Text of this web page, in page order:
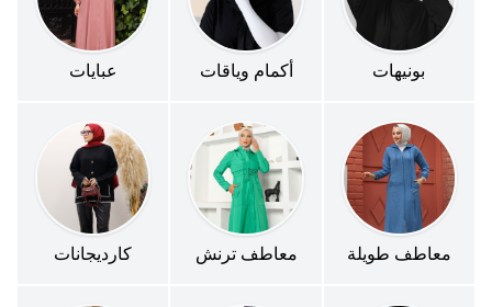
بونيهات أكمام وياقات عبايات
معاطف طويلة معاطف ترنش كارديجانات